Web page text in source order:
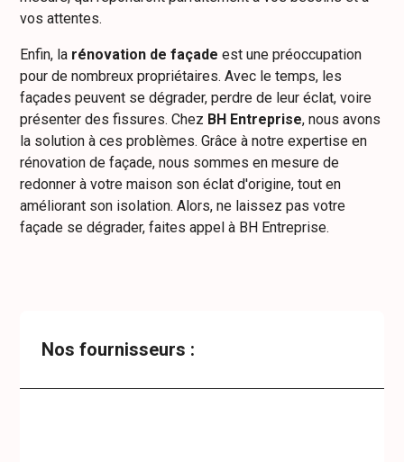
vos attentes.
Enfin, la rénovation de façade est une préoccupation
pour de nombreux propriétaires. Avec le temps, les
façades peuvent se dégrader, perdre de leur éclat, voire
présenter des fissures. Chez BH Entreprise, nous avons
la solution à ces problèmes. Grâce à notre expertise en
rénovation de façade, nous sommes en mesure de
redonner à votre maison son éclat d'origine, tout en
améliorant son isolation. Alors, ne laissez pas votre
façade se dégrader, faites appel à BH Entreprise.
Nos fournisseurs :